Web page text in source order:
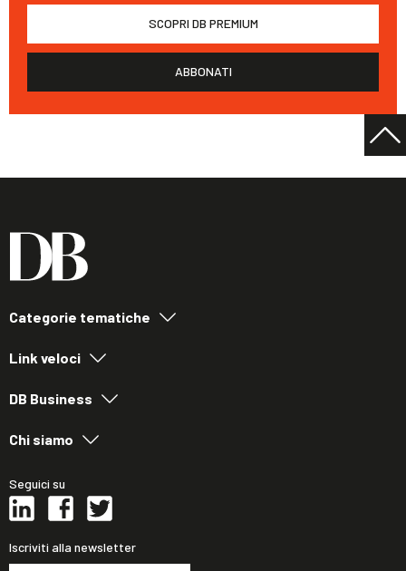
SCOPRI DB PREMIUM
ABBONATI
Categorie tematiche
Link veloci
DB Business
Chi siamo
Seguici su
Iscriviti alla newsletter